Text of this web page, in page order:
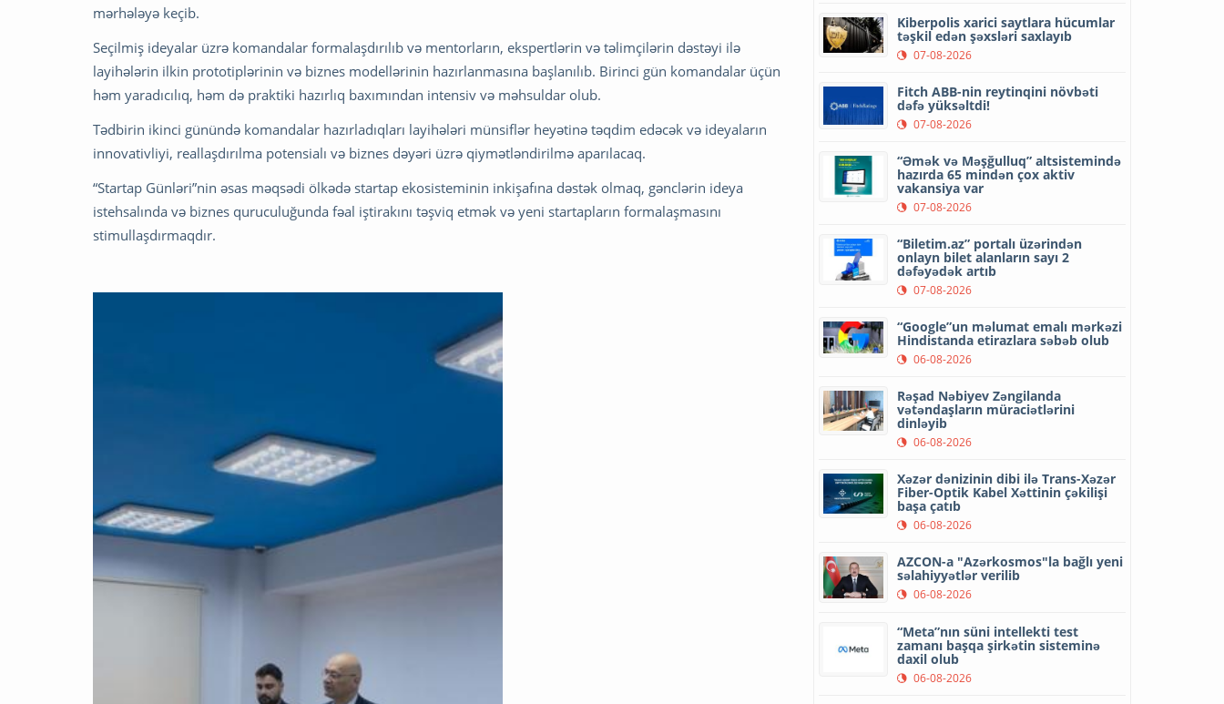
mərhələyə keçib.
Seçilmiş ideyalar üzrə komandalar formalaşdırılıb və mentorların, ekspertlərin və təlimçilərin dəstəyi ilə
layihələrin ilkin prototiplərinin və biznes modellərinin hazırlanmasına başlanılıb. Birinci gün komandalar üçün
həm yaradıcılıq, həm də praktiki hazırlıq baxımından intensiv və məhsuldar olub.
Tədbirin ikinci günündə komandalar hazırladıqları layihələri münsiflər heyətinə təqdim edəcək və ideyaların
innovativliyi, reallaşdırılma potensialı və biznes dəyəri üzrə qiymətləndirilmə aparılacaq.
“Startap Günləri”nin əsas məqsədi ölkədə startap ekosisteminin inkişafına dəstək olmaq, gənclərin ideya
istehsalında və biznes quruculuğunda fəal iştirakını təşviq etmək və yeni startapların formalaşmasını
stimullaşdırmaqdır.
Kiberpolis xarici saytlara hücumlar
təşkil edən şəxsləri saxlayıb
07-08-2026
Fitch ABB-nin reytinqini növbəti
dəfə yüksəltdi!
07-08-2026
“Əmək və Məşğulluq” altsistemində
hazırda 65 mindən çox aktiv
vakansiya var
07-08-2026
“Biletim.az” portalı üzərindən
onlayn bilet alanların sayı 2
dəfəyədək artıb
07-08-2026
“Google”un məlumat emalı mərkəzi
Hindistanda etirazlara səbəb olub
06-08-2026
Rəşad Nəbiyev Zəngilanda
vətəndaşların müraciətlərini
dinləyib
06-08-2026
Xəzər dənizinin dibi ilə Trans-Xəzər
Fiber-Optik Kabel Xəttinin çəkilişi
başa çatıb
06-08-2026
AZCON-a "Azərkosmos"la bağlı yeni
səlahiyyətlər verilib
06-08-2026
“Meta”nın süni intellekti test
zamanı başqa şirkətin sisteminə
daxil olub
06-08-2026